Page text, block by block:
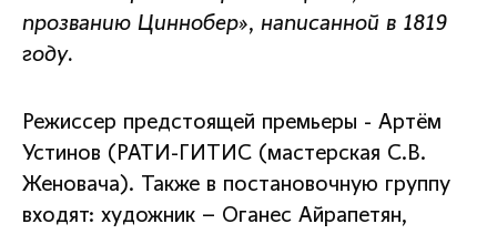
прозванию Циннобер», написанной в 1819
году.
Режиссер предстоящей премьеры - Артём
Устинов (РАТИ-ГИТИС (мастерская С.В.
Женовача). Также в постановочную группу
входят: художник – Оганес Айрапетян,